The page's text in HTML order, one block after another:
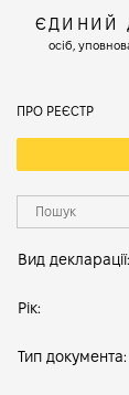
ЄДИНИЙ
осіб,
ПРО РЕЄСТР
Вид декларації:
Рік:
Тип документа: